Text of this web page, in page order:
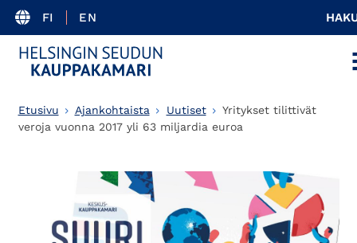
FI EN
Etusivu Ajankohtaista Uutiset
Yritykset tilittivät
veroja vuonna 2017 yli 63 miljardia euroa